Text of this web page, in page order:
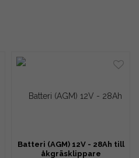
Batteri (AGM) 12V - 28Ah till
åkgräsklippare